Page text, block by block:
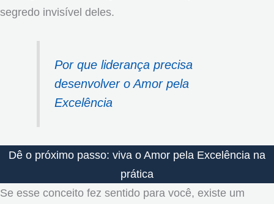
segredo invisível deles.
Por que liderança precisa
desenvolver o Amor pela
Excelência
Dê o próximo passo: viva o Amor pela Excelência na
prática
Se esse conceito fez sentido para você, existe um